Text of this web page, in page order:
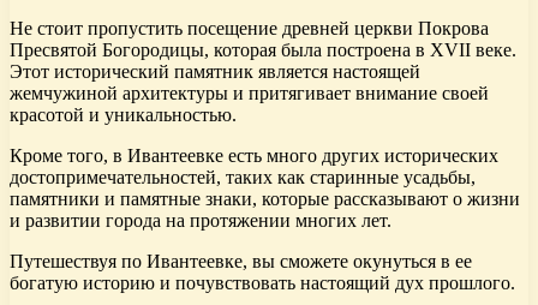
Не стоит пропустить посещение древней церкви Покрова
Пресвятой Богородицы, которая была построена в XVII веке.
Этот исторический памятник является настоящей
жемчужиной архитектуры и притягивает внимание своей
красотой и уникальностью.
Кроме того, в Ивантеевке есть много других исторических
достопримечательностей, таких как старинные усадьбы,
памятники и памятные знаки, которые рассказывают о жизни
и развитии города на протяжении многих лет.
Путешествуя по Ивантеевке, вы сможете окунуться в ее
богатую историю и почувствовать настоящий дух прошлого.